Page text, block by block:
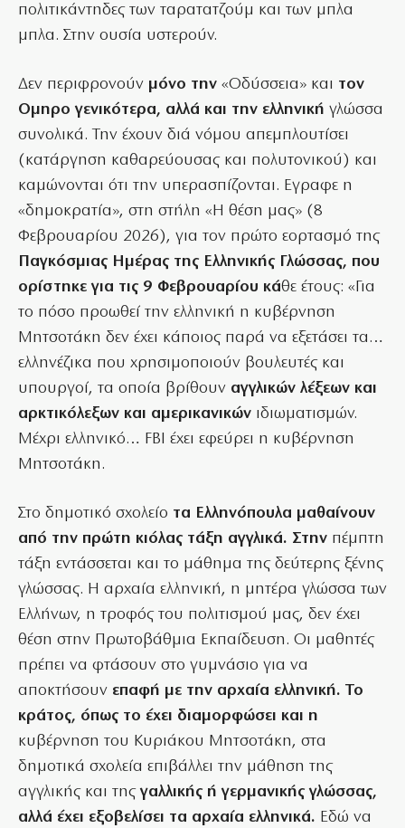
πολιτικάντηδες των ταρατατζούμ και των μπλα
μπλα. Στην ουσία υστερούν.
Δεν περιφρονούν μόνο την «Οδύσσεια» και τον
Ομηρο γενικότερα, αλλά και την ελληνική γλώσσα
συνολικά. Την έχουν διά νόμου απεμπλουτίσει
(κατάργηση καθαρεύουσας και πολυτονικού) και
καμώνονται ότι την υπερασπίζονται. Εγραφε η
«δημοκρατία», στη στήλη «Η θέση μας» (8
Φεβρουαρίου 2026), για τον πρώτο εορτασμό της
Παγκόσμιας Ημέρας της Ελληνικής Γλώσσας, που
ορίστηκε για τις 9 Φεβρουαρίου κάθε έτους: «Για
το πόσο προωθεί την ελληνική η κυβέρνηση
Μητσοτάκη δεν έχει κάποιος παρά να εξετάσει τα…
ελληνέζικα που χρησιμοποιούν βουλευτές και
υπουργοί, τα οποία βρίθουν αγγλικών λέξεων και
αρκτικόλεξων και αμερικανικών ιδιωματισμών.
Μέχρι ελληνικό… FBI έχει εφεύρει η κυβέρνηση
Μητσοτάκη.
Στο δημοτικό σχολείο τα Ελληνόπουλα μαθαίνουν
από την πρώτη κιόλας τάξη αγγλικά. Στην πέμπτη
τάξη εντάσσεται και το μάθημα της δεύτερης ξένης
γλώσσας. Η αρχαία ελληνική, η μητέρα γλώσσα των
Ελλήνων, η τροφός του πολιτισμού μας, δεν έχει
θέση στην Πρωτοβάθμια Εκπαίδευση. Οι μαθητές
πρέπει να φτάσουν στο γυμνάσιο για να
αποκτήσουν επαφή με την αρχαία ελληνική. Το
κράτος, όπως το έχει διαμορφώσει και η
κυβέρνηση του Κυριάκου Μητσοτάκη, στα
δημοτικά σχολεία επιβάλλει την μάθηση της
αγγλικής και τηςγαλλικής ή γερμανικής γλώσσας,
αλλά έχει εξοβελίσει τα αρχαία ελληνικά. Εδώ να